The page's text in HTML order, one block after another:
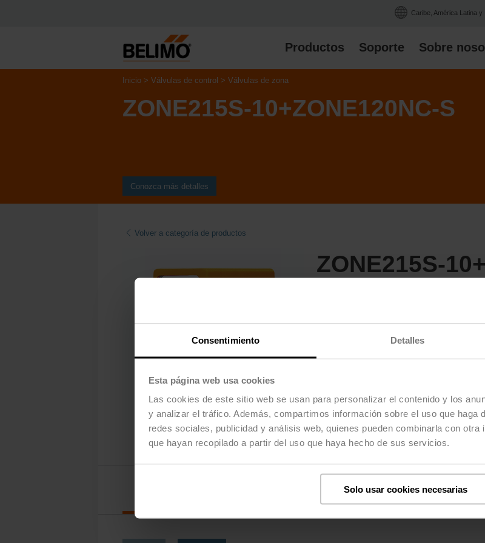
Consentimiento Detalles
Esta página web usa cookies
Las cookies de este sitio web se usan para personalizar el contenido y los
y analizar el tráfico. Además, compartimos información sobre el uso que haga
redes sociales, publicidad y análisis web, quienes pueden combinarla con
que hayan recopilado a partir del uso que haya hecho de sus servicios.
Solo usar cookies necesarias
Caribe, América Latina
Productos Soporte Sobre
Inicio Válvulas de control Válvulas de zona
ZONE215S-10+ZONE120NC-S
Conozca más detalles
Volver a categoría de productos
ZONE215S-
Actuador para válvula, Muelle de retorno, AC
*Precio sujeto a cambios según las opciones
Detalles